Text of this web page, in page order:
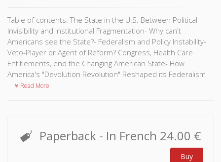
Table of contents: The State in the U.S. Between Political
Invisibility and Institutional Fragmentation- Why can't
Americans see the State?- Federalism and Policy Instability-
Veto-Player or Agent of Reform? Congress, Health Care
Entitlements, end the Changing American State- How
America's "Devolution Revolution" Reshaped its Federalism
Read More
Paperback - In French 24.00 €
Buy